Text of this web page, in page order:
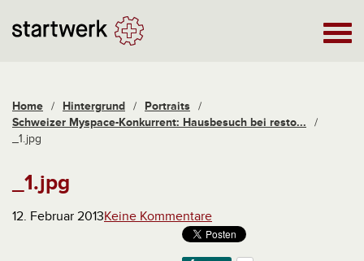
Home / Hintergrund / Portraits /
Schweizer Myspace-Konkurrent: Hausbesuch bei resto...
/
_1.jpg
_1.jpg
12. Februar 2013Keine Kommentare